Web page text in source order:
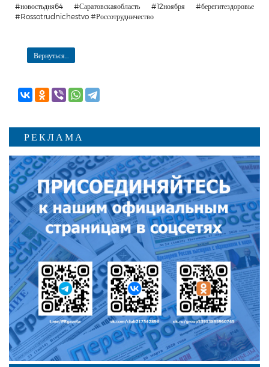
#новостьдня64 #Саратовскаяобласть #12ноября #берегитездоровье
#Rossotrudnichestvo #Россотрудничество
Вернуться...
РЕКЛАМА